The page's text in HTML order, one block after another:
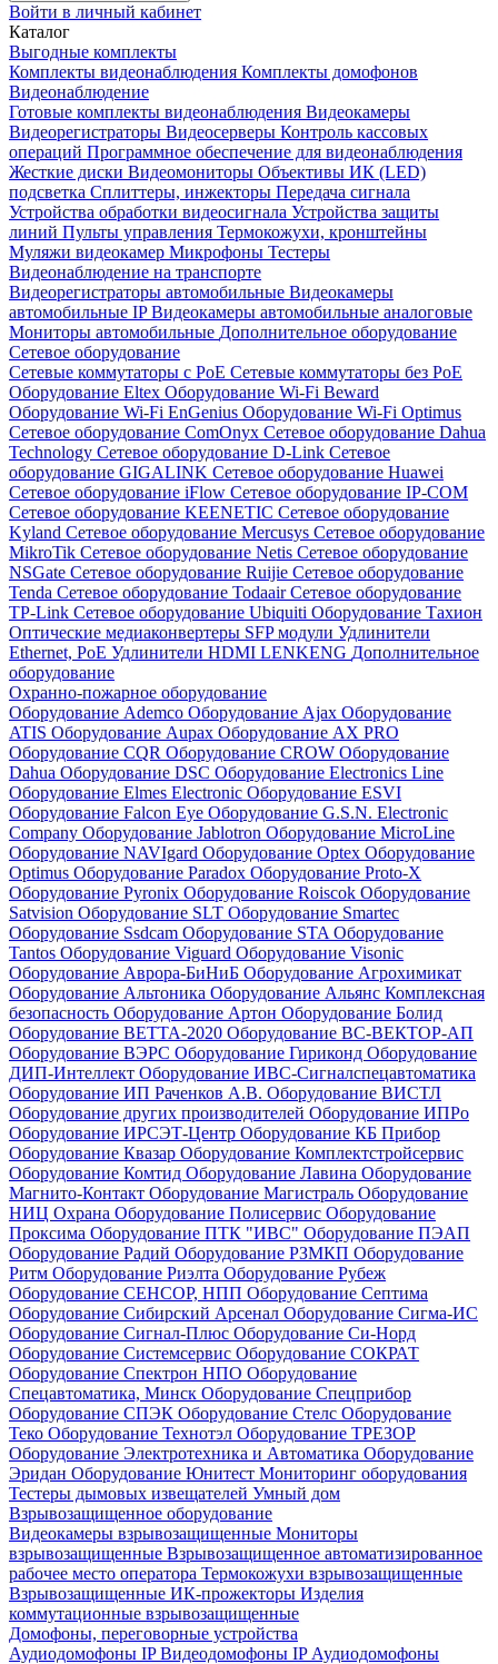
Войти в личный кабинет
Каталог
Выгодные комплекты
Комплекты видеонаблюдения Комплекты домофонов
Видеонаблюдение
Готовые комплекты видеонаблюдения Видеокамеры
Видеорегистраторы Видеосерверы Контроль кассовых
операций Программное обеспечение для видеонаблюдения
Жесткие диски Видеомониторы Объективы ИК (LED)
подсветка Сплиттеры, инжекторы Передача сигнала
Устройства обработки видеосигнала Устройства защиты
линий Пульты управления Термокожухи, кронштейны
Муляжи видеокамер Микрофоны Тестеры
Видеонаблюдение на транспорте
Видеорегистраторы автомобильные Видеокамеры
автомобильные IPВидеокамеры автомобильные аналоговые
Мониторы автомобильные Дополнительное оборудование
Сетевое оборудование
Сетевые коммутаторы с РоЕ Сетевые коммутаторы без РоЕ
Оборудование Eltex Оборудование Wi-Fi Beward
Оборудование Wi-Fi EnGenius Оборудование Wi-Fi Optimus
Сетевое оборудование ComOnyx Сетевое оборудование Dahua
Technology Сетевое оборудование D-Link Сетевое
оборудование GIGALINK Сетевое оборудование Huawei
Сетевое оборудование iFlow Сетевое оборудование IP-COM
Сетевое оборудование KEENETIC Сетевое оборудование
Kyland Сетевое оборудование Mercusys Сетевое оборудование
MikroTik Сетевое оборудование Netis Сетевое оборудование
NSGate Сетевое оборудование Ruijie Сетевое оборудование
Tenda Сетевое оборудование TodaairСетевое оборудование
TP-Link Сетевое оборудование Ubiquiti Оборудование Тахион
Оптические медиаконвертеры SFP модули Удлинители
Ethernet, PoE Удлинители HDMI LENKENG Дополнительное
оборудование
Охранно-пожарное оборудование
Оборудование Ademco Оборудование Ajax Оборудование
ATIS Оборудование Aupax Оборудование AX PRO
Оборудование CQR Оборудование CROW Оборудование
Dahua Оборудование DSC Оборудование Electronics Line
Оборудование Elmes Electronic Оборудование ESVI
Оборудование Falcon Eye Оборудование G.S.N. Electronic
Company Оборудование Jablotron Оборудование MicroLine
Оборудование NAVIgard Оборудование Optex Оборудование
Optimus Оборудование Paradox Оборудование Proto-X
Оборудование Pyronix Оборудование Roiscok Оборудование
Satvision Оборудование SLT Оборудование Smartec
Оборудование Ssdcam Оборудование STA Оборудование
Tantos Оборудование Viguard Оборудование Visonic
Оборудование Аврора-БиНиБ Оборудование Агрохимикат
Оборудование Альтоника Оборудование Альянс Комплексная
безопасность Оборудование Артон Оборудование Болид
Оборудование ВЕТТА-2020 Оборудование ВС-ВЕКТОР-АП
Оборудование ВЭРС Оборудование Гириконд Оборудование
ДИП-Интеллект Оборудование ИВС-Сигналспецавтоматика
Оборудование ИП Раченков А.В. Оборудование ВИСТЛ
Оборудование других производителей Оборудование ИПРо
Оборудование ИРСЭТ-Центр Оборудование КБ Прибор
Оборудование Квазар Оборудование Комплектстройсервис
Оборудование Комтид Оборудование Лавина Оборудование
Магнито-Контакт Оборудование Магистраль Оборудование
НИЦ Охрана Оборудование Полисервис Оборудование
Проксима Оборудование ПТК "ИВС" Оборудование ПЭАП
Оборудование Радий Оборудование РЗМКП Оборудование
Ритм Оборудование Риэлта Оборудование Рубеж
Оборудование СЕНСОР, НПП Оборудование Септима
Оборудование Сибирский Арсенал Оборудование Сигма-ИС
Оборудование Сигнал-Плюс Оборудование Си-Норд
Оборудование Системсервис Оборудование СОКРАТ
Оборудование Спектрон НПО Оборудование
Спецавтоматика, Минск Оборудование Спецприбор
Оборудование СПЭК Оборудование Стелс Оборудование
Теко Оборудование Технотэл Оборудование ТРЕЗОР
Оборудование Электротехника и Автоматика Оборудование
Эридан Оборудование Юнитест Мониторинг оборудования
Тестеры дымовых извещателей Умный дом
Взрывозащищенное оборудование
Видеокамеры взрывозащищенные Мониторы
взрывозащищенные Взрывозащищенное автоматизированное
рабочее место оператора Термокожухи взрывозащищенные
Взрывозащищенные ИК-прожекторы Изделия
коммутационные взрывозащищенные
Домофоны, переговорные устройства
Аудиодомофоны IPВидеодомофоны IP Аудиодомофоны